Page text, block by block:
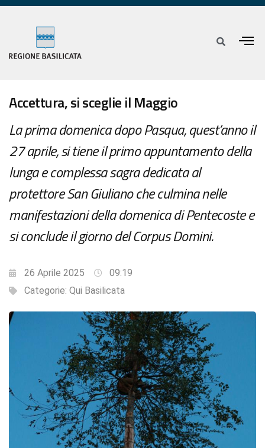
Accettura, si sceglie il Maggio
La prima domenica dopo Pasqua, quest’anno il
27 aprile, si tiene il primo appuntamento della
lunga e complessa sagra dedicata al
protettore San Giuliano che culmina nelle
manifestazioni della domenica di Pentecoste e
si conclude il giorno del Corpus Domini.
26 Aprile 2025
09:19
Categorie: Qui Basilicata